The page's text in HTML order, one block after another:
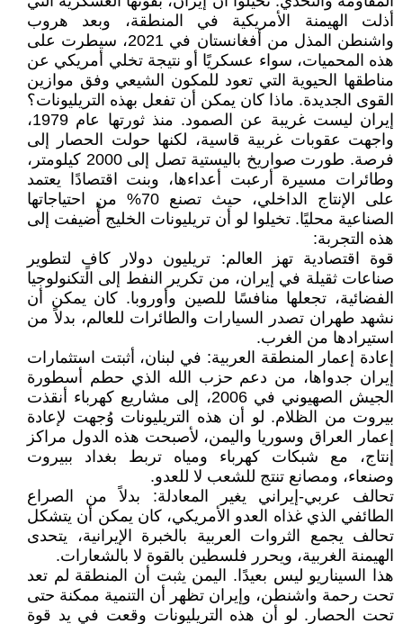
أذلت الهيمنة الأمريكية في المنطقة، وبعد هروب
واشنطن المذل من أفغانستان في 2021، سيطرت على
هذه المحميات، سواء عسكريًا أو نتيجة تخلي أمريكي عن
مناطقها الحيوية التي تعود للمكون الشيعي وفق موازين
القوى الجديدة. ماذا كان يمكن أن تفعل بهذه التريليونات؟
إيران ليست غريبة عن الصمود. منذ ثورتها عام 1979،
واجهت عقوبات غربية قاسية، لكنها حولت الحصار إلى
فرصة. طورت صواريخ باليستية تصل إلى 2000 كيلومتر،
وطائرات مسيرة أرعبت أعداءها، وبنت اقتصادًا يعتمد
على الإنتاج الداخلي، حيث تصنع 70% من احتياجاتها
الصناعية محليًا. تخيلوا لو أن تريليونات الخليج أُضيفت إلى
هذه التجربة:
قوة اقتصادية تهز العالم: تريليون دولار كافٍ لتطوير
صناعات ثقيلة في إيران، من تكرير النفط إلى التكنولوجيا
الفضائية، تجعلها منافسًا للصين وأوروبا. كان يمكن أن
نشهد طهران تصدر السيارات والطائرات للعالم، بدلاً من
استيرادها من الغرب.
إعادة إعمار المنطقة العربية: في لبنان، أثبتت استثمارات
إيران جدواها، من دعم حزب الله الذي حطم أسطورة
الجيش الصهيوني في 2006، إلى مشاريع كهرباء أنقذت
بيروت من الظلام. لو أن هذه التريليونات وُجهت لإعادة
إعمار العراق وسوريا واليمن، لأصبحت هذه الدول مراكز
إنتاج، مع شبكات كهرباء ومياه تربط بغداد ببيروت
وصنعاء، ومصانع تنتج للشعب لا للعدو.
تحالف عربي-إيراني يغير المعادلة: بدلاً من الصراع
الطائفي الذي غذاه العدو الأمريكي، كان يمكن أن يتشكل
تحالف يجمع الثروات العربية بالخبرة الإيرانية، يتحدى
الهيمنة الغربية، ويحرر فلسطين بالقوة لا بالشعارات.
هذا السيناريو ليس بعيدًا. اليمن يثبت أن المنطقة لم تعد
تحت رحمة واشنطن، وإيران تظهر أن التنمية ممكنة حتى
تحت الحصار. لو أن هذه التريليونات وقعت في يد قوة